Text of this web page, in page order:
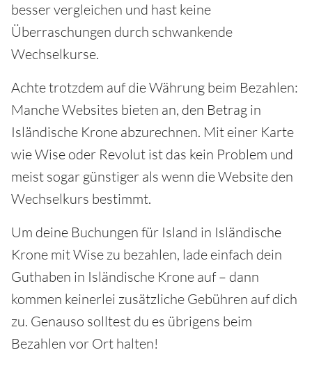
besser vergleichen und hast keine
Überraschungen durch schwankende
Wechselkurse.
Achte trotzdem auf die Währung beim Bezahlen:
Manche Websites bieten an, den Betrag in
Isländische Krone abzurechnen. Mit einer Karte
wie Wise oder Revolut ist das kein Problem und
meist sogar günstiger als wenn die Website den
Wechselkurs bestimmt.
Um deine Buchungen für Island in Isländische
Krone mit Wise zu bezahlen, lade einfach dein
Guthaben in Isländische Krone auf – dann
kommen keinerlei zusätzliche Gebühren auf dich
zu. Genauso solltest du es übrigens beim
Bezahlen vor Ort halten!